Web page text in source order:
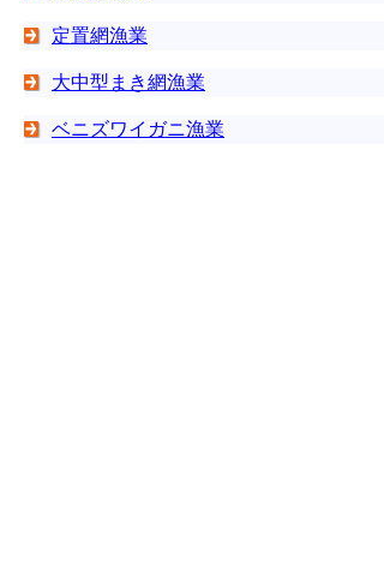
定置網漁業
大中型まき網漁業
ベニズワイガニ漁業